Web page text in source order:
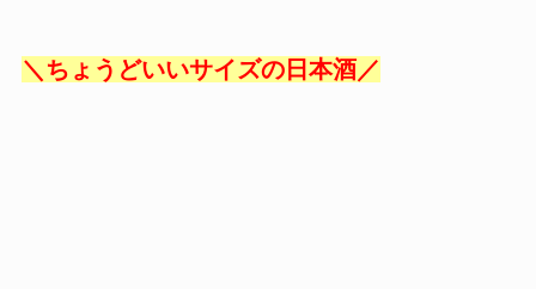
＼ちょうどいいサイズの日本酒／